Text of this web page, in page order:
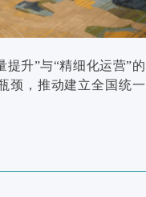
升”与“精细化运营”的
颈，推动建立全国统一